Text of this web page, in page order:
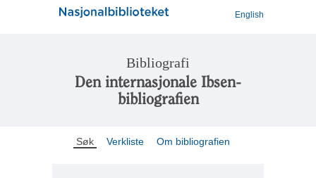
English
Bibliografi
Den internasjonale Ibsen-
bibliografien
Søk Verkliste Om bibliografien